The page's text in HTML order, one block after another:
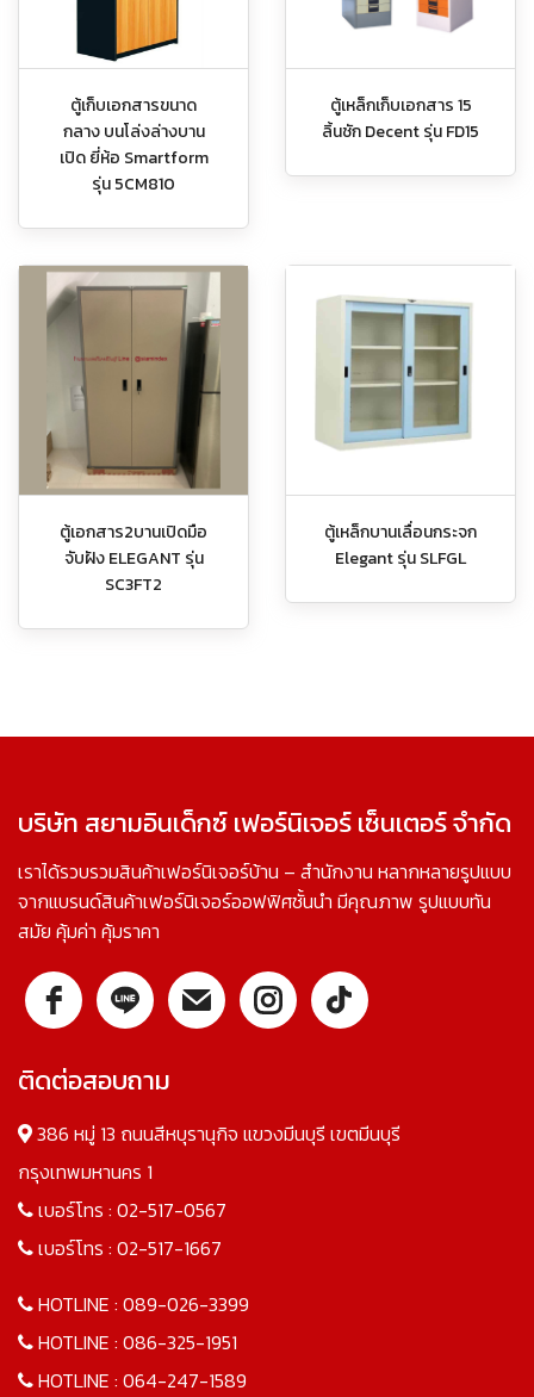
ตู้เก็บเอกสารขนาด
กลาง บนโล่งล่างบาน
เปิด ยี่ห้อ Smartform
รุ่น 5CM810
ตู้เหล็กเก็บเอกสาร 15
ลิ้นชัก Decent รุ่น FD15
ตู้เอกสาร2บานเปิดมือ
จับฝัง ELEGANT รุ่น
SC3FT2
ตู้เหล็กบานเลื่อนกระจก
Elegant รุ่น SLFGL
บริษัท สยามอินเด็กซ์ เฟอร์นิเจอร์ เซ็นเตอร์ จำกัด
เราได้รวบรวมสินค้าเฟอร์นิเจอร์บ้าน – สำนักงาน หลากหลายรูปแบบ
จากแบรนด์สินค้าเฟอร์นิเจอร์ออฟฟิศชั้นนำ มีคุณภาพ รูปแบบทัน
สมัย คุ้มค่า คุ้มราคา
ติดต่อสอบถาม
386 หมู่ 13 ถนนสีหบุรานุกิจ แขวงมีนบุรี เขตมีนบุรี
กรุงเทพมหานคร 1
เบอร์โทร : 02-517-0567
เบอร์โทร : 02-517-1667
HOTLINE : 089-026-3399
HOTLINE : 086-325-1951
HOTLINE : 064-247-1589